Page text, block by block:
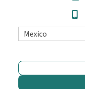
Mexico